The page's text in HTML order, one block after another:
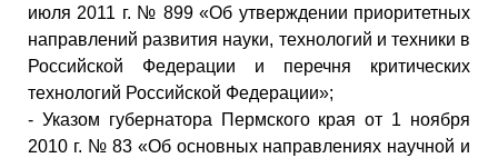
июля 2011 г. № 899 «Об утверждении приоритетных
направлений развития науки, технологий и техники в
Российской Федерации и перечня критических
технологий Российской Федерации»;
- Указом губернатора Пермского края от 1 ноября
2010 г. № 83 «Об основных направлениях научной и